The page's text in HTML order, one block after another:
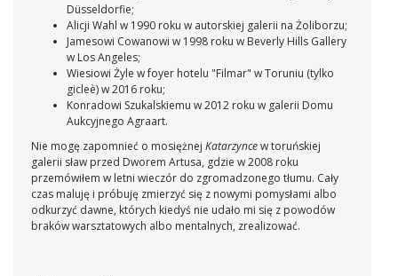
Düsseldorfie;
Alicji Wahl w 1990 roku w autorskiej galerii na Żoliborzu;
Jamesowi Cowanowi w 1998 roku w Beverly Hills Gallery
w Los Angeles;
Wiesiowi Żyle w foyer hotelu "Filmar" w Toruniu (tylko
gicleè) w 2016 roku;
Konradowi Szukalskiemu w 2012 roku w galerii Domu
Aukcyjnego Agraart.
Nie mogę zapomnieć o mosiężnej Katarzyncew toruńskiej
galerii sław przed Dworem Artusa, gdzie w 2008 roku
przemówiłem w letni wieczór do zgromadzonego tłumu. Cały
czas maluję i próbuję zmierzyć się z nowymi pomysłami albo
odkurzyć dawne, których kiedyś nie udało mi się z powodów
braków warsztatowych albo mentalnych, zrealizować.